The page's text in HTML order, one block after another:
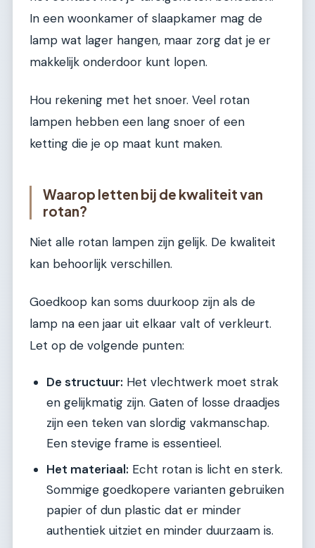
In een woonkamer of slaapkamer mag de
lamp wat lager hangen, maar zorg dat je er
makkelijk onderdoor kunt lopen.
Hou rekening met het snoer. Veel rotan
lampen hebben een lang snoer of een
ketting die je op maat kunt maken.
Waarop letten bij de kwaliteit van
rotan?
Niet alle rotan lampen zijn gelijk. De kwaliteit
kan behoorlijk verschillen.
Goedkoop kan soms duurkoop zijn als de
lamp na een jaar uit elkaar valt of verkleurt.
Let op de volgende punten:
De structuur: Het vlechtwerk moet strak
en gelijkmatig zijn. Gaten of losse draadjes
zijn een teken van slordig vakmanschap.
Een stevige frame is essentieel.
Het materiaal: Echt rotan is licht en sterk.
Sommige goedkopere varianten gebruiken
papier of dun plastic dat er minder
authentiek uitziet en minder duurzaam is.